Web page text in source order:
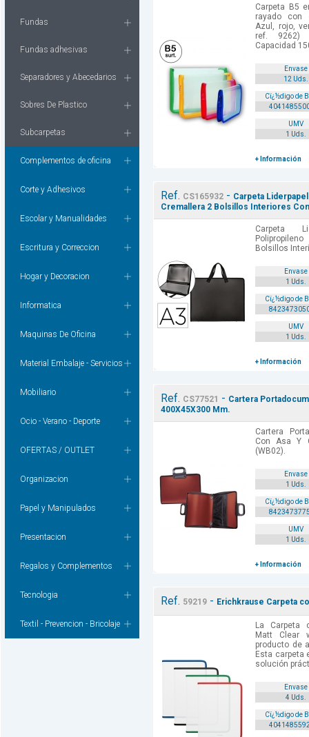
Fundas
Fundas adhesivas
Separadores y Abecedarios
Sobres De Plastico
Subcarpetas
Complementos de oficina
Corte y Adhesivos
Escolar y Manualidades
Escritura y Correccion
Hogar y Decoracion
Informatica
Maquinas De Oficina
Material Embalaje - Servicios
Mobiliario
Ocio - Verano - Deporte
OFERTAS / OUTLET
Organizacion
Papel y Manipulados
Presentacion
Regalos y Complementos
Tecnologia
Textil - Prevencion - Bricolaje
Carpeta B5
rayado con
Azul, rojo,
ref. 9262)
Capacidad
Envase
12 Uds.
Cï¿½digo de
UMV
1 Uds.
+ Información
Ref. CS165932 - Carpeta
Cremallera 2 Bolsillos Interiores
Carpeta
Bolsillos
Envase
1 Uds.
Cï¿½digo de
UMV
1 Uds.
+ Información
Ref. CS77521 - Cartera
400X45X300 Mm.
Cartera
Con Asa Y
(WB02).
Envase
1 Uds.
Cï¿½digo de
UMV
1 Uds.
+ Información
Ref. 59219 - Erichkrause Carpeta
La Carpeta
Matt Clear
producto de
Esta carpeta
solución
Envase
4 Uds.
Cï¿½digo de